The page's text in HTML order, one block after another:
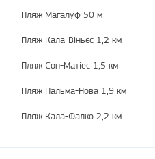
Пляж Магалуф 50 м
Пляж Кала-Віньєс 1,2 км
Пляж Сон-Матіес 1,5 км
Пляж Пальма-Нова 1,9 км
Пляж Кала-Фалко 2,2 км